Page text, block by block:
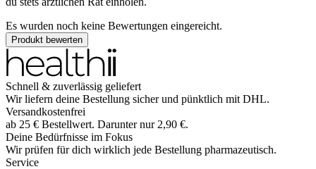
Es wurden noch keine Bewertungen eingereicht.
Produkt bewerten
Schnell & zuverlässig geliefert
Wir liefern deine Bestellung sicher und pünktlich mit DHL.
Versandkostenfrei
ab 25 € Bestellwert. Darunter nur 2,90 €.
Deine Bedürfnisse im Fokus
Wir prüfen für dich wirklich jede Bestellung pharmazeutisch.
Service